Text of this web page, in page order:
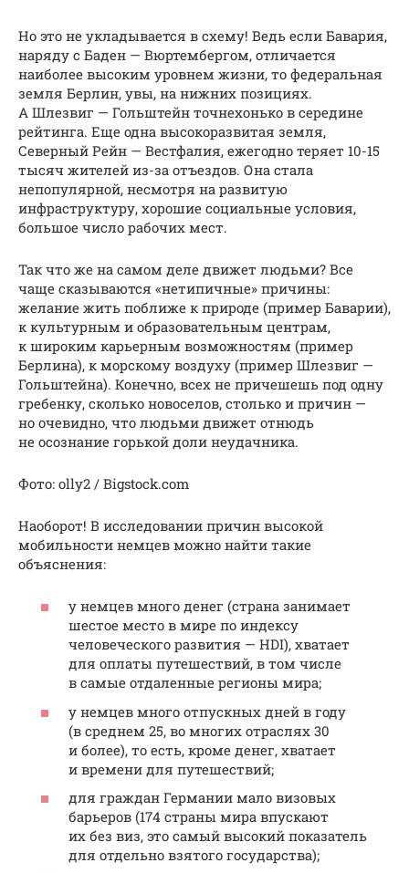
Но это не укладывается в схему! Ведь если Бавария,
наряду с Баден — Вюртембергом, отличается
наиболее высоким уровнем жизни, то федеральная
земля Берлин, увы, на нижних позициях.
А Шлезвиг — Гольштейн точнехонько в середине
рейтинга. Еще одна высокоразвитая земля,
Северный Рейн — Вестфалия, ежегодно теряет 10-15
тысяч жителей из-за отъездов. Она стала
непопулярной, несмотря на развитую
инфраструктуру, хорошие социальные условия,
большое число рабочих мест.
Так что же на самом деле движет людьми? Все
чаще сказываются «нетипичные» причины:
желание жить поближе к природе (пример Баварии),
к культурным и образовательным центрам,
к широким карьерным возможностям (пример
Берлина), к морскому воздуху (пример Шлезвиг —
Гольштейна). Конечно, всех не причешешь под одну
гребенку, сколько новоселов, столько и причин —
но очевидно, что людьми движет отнюдь
не осознание горькой доли неудачника.
Фото: olly2 / Bigstock.com
Наоборот! В исследовании причин высокой
мобильности немцев можно найти такие
объяснения:
у немцев много денег (страна занимает
шестое место в мире по индексу
человеческого развития — HDI), хватает
для оплаты путешествий, в том числе
в самые отдаленные регионы мира;
у немцев много отпускных дней в году
(в среднем 25, во многих отраслях 30
и более), то есть, кроме денег, хватает
и времени для путешествий;
для граждан Германии мало визовых
барьеров (174 страны мира впускают
их без виз, это самый высокий показатель
для отдельно взятого государства);